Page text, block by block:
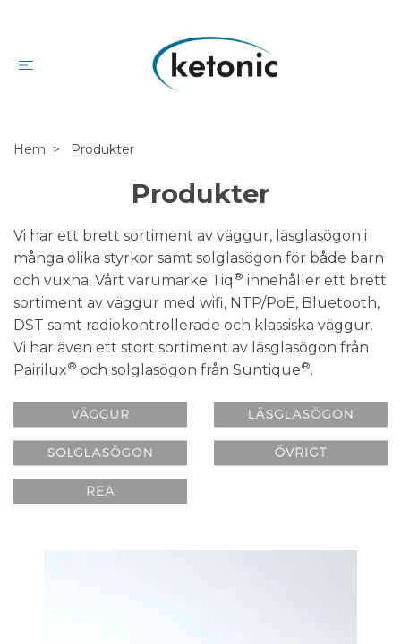
Hem Produkter
Produkter
Vi har ett brett sortiment av väggur, läsglasögon i
många olika styrkor samt solglasögon för både barn
och vuxna. Vårt varumärke Tiq ® innehåller ett brett
sortiment av väggur med wifi, NTP/PoE, Bluetooth,
DST samt radiokontrollerade och klassiska väggur.
Vi har även ett stort sortiment av läsglasögon från
Pairilux® och solglasögon från Suntique®.